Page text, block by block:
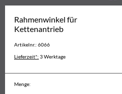
Rahmenwinkel für
Kettenantrieb
Artikelnr.: 6066
Lieferzeit*: 3 Werktage
Menge: